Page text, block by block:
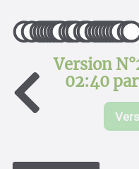
Version
02:40